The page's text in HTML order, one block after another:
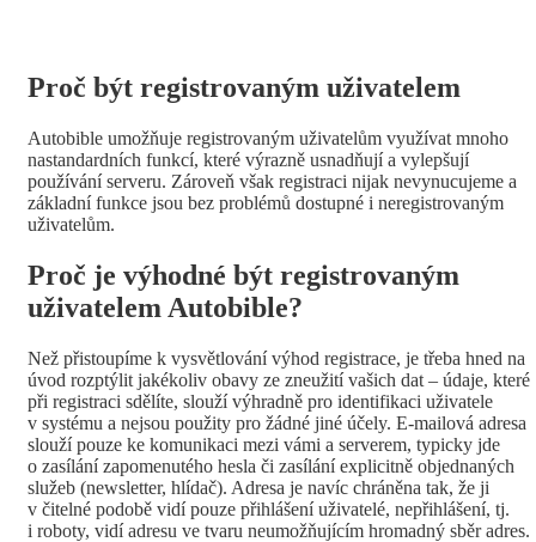
Proč být registrovaným uživatelem
Autobible umožňuje registrovaným uživatelům využívat mnoho
nastandardních funkcí, které výrazně usnadňují a vylepšují
používání serveru. Zároveň však registraci nijak nevynucujeme a
základní funkce jsou bez problémů dostupné i neregistrovaným
uživatelům.
Proč je výhodné být registrovaným
uživatelem Autobible?
Než přistoupíme k vysvětlování výhod registrace, je třeba hned na
úvod rozptýlit jakékoliv obavy ze zneužití vašich dat – údaje, které
při registraci sdělíte, slouží výhradně pro identifikaci uživatele
v systému a nejsou použity pro žádné jiné účely. E-mailová adresa
slouží pouze ke komunikaci mezi vámi a serverem, typicky jde
o zasílání zapomenutého hesla či zasílání explicitně objednaných
služeb (newsletter, hlídač). Adresa je navíc chráněna tak, že ji
v čitelné podobě vidí pouze přihlášení uživatelé, nepřihlášení, tj.
i roboty, vidí adresu ve tvaru neumožňujícím hromadný sběr adres.